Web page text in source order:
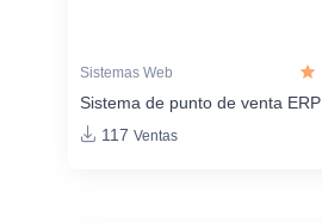
Sistemas Web
Sistema de punto de venta ERP
117 Ventas